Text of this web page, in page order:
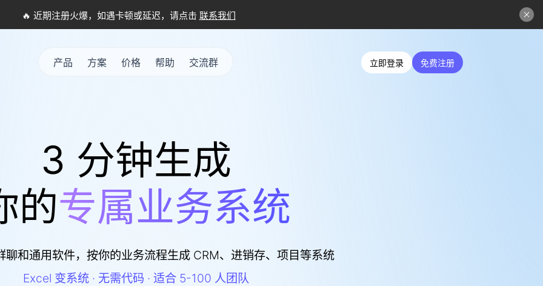
🔥 近期注册火爆，如遇卡顿或延迟，请点击 联系我们
产品
方案
价格
帮助
交流群
立即登录
立即登录
免费注册
免费注册
3 分钟生成
的专属业务系统
聊和通用软件，按你的业务流程生成 CRM、进销存、项目等系统
Excel 变系统 · 无需代码 · 适合 5-100 人团队